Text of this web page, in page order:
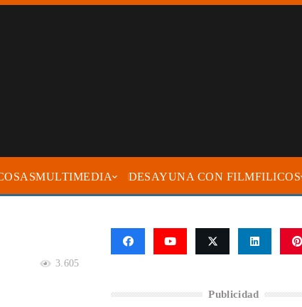
MULTIMEDIA DESAYUNA CON FILMFILICOS
3.605
Publicidad